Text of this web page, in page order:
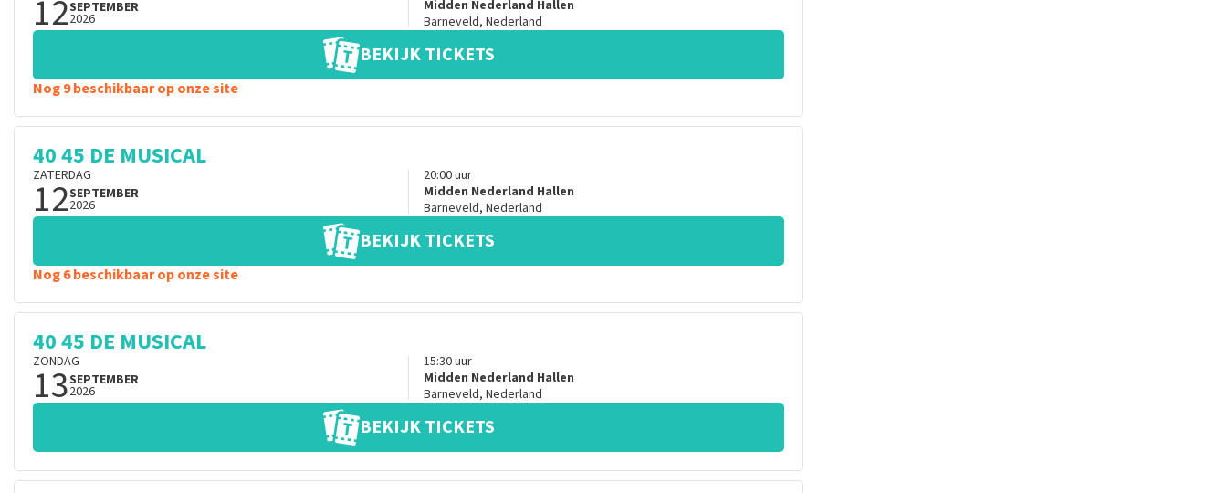
12SEPTEMBER
2026
Midden Nederland Hallen
Barneveld, Nederland
BEKIJK TICKETS
Nog 9 beschikbaar op onze site
40 45 DE MUSICAL
ZATERDAG
12SEPTEMBER
2026
20:00uur
Midden Nederland Hallen
Barneveld, Nederland
BEKIJK TICKETS
Nog 6 beschikbaar op onze site
40 45 DE MUSICAL
ZONDAG
13SEPTEMBER
2026
15:30uur
Midden Nederland Hallen
Barneveld, Nederland
BEKIJK TICKETS